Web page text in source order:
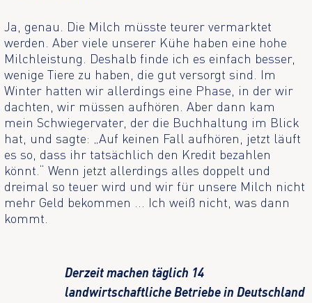
Ja, genau. Die Milch müsste teurer vermarktet
werden. Aber viele unserer Kühe haben eine hohe
Milchleistung. Deshalb finde ich es einfach besser,
wenige Tiere zu haben, die gut versorgt sind. Im
Winter hatten wir allerdings eine Phase, in der wir
dachten, wir müssen aufhören. Aber dann kam
mein Schwiegervater, der die Buchhaltung im Blick
hat, und sagte: „Auf keinen Fall aufhören, jetzt läuft
es so, dass ihr tatsächlich den Kredit bezahlen
könnt.“ Wenn jetzt allerdings alles doppelt und
dreimal so teuer wird und wir für unsere Milch nicht
mehr Geld bekommen ... Ich weiß nicht, was dann
kommt.
Derzeit machen täglich 14
landwirtschaftliche Betriebe in Deutschland